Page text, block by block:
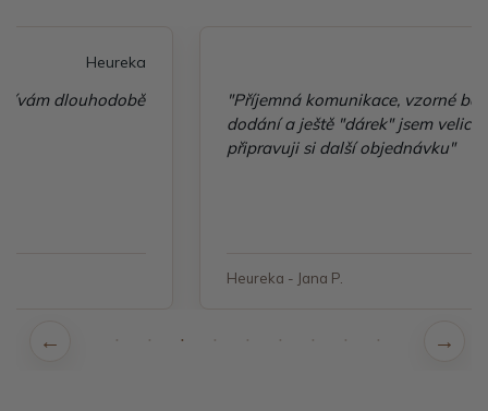
"Příjemná komunikace, vzorné balení, rychlé
dodání a ještě "dárek" jsem velice spokojená a
připravuji si další objednávku"